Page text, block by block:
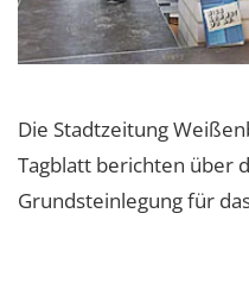
Die Stadtzeitung
Tagblatt berichten über
Grundsteinlegung für